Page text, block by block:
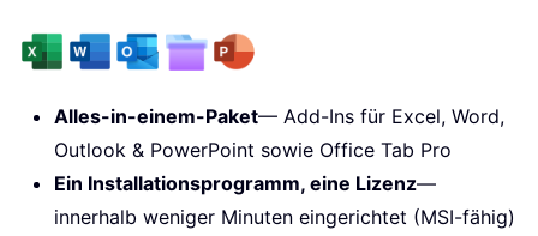
Alles-in-einem-Paket— Add-Ins für Excel, Word,
Outlook & PowerPoint sowie Office Tab Pro
Ein Installationsprogramm, eine Lizenz—
innerhalb weniger Minuten eingerichtet (MSI-fähig)